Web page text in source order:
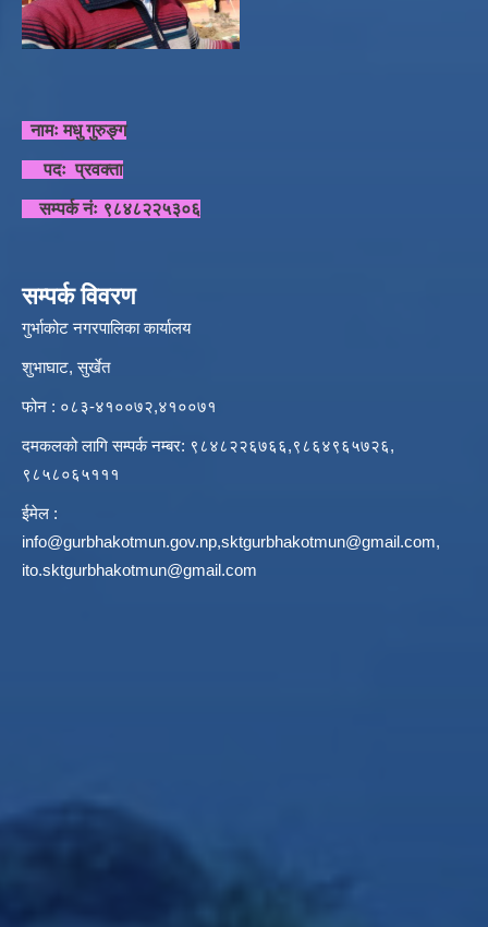
नामः मधु गुरुङ्ग
पदः प्रवक्ता
सम्पर्क नंः ९८४८२२५३०६
सम्पर्क विवरण
गुर्भाकोट नगरपालिका कार्यालय
शुभाघाट, सुर्खेत
फोन : ०८३-४१००७२,४१००७१
दमकलको लागि सम्पर्क नम्बर: ९८४८२२६७६६,९८६४९६५७२६,
९८५८०६५१११
ईमेल :
info@gurbhakotmun.gov.np,sktgurbhakotmun@gmail.com,
ito.sktgurbhakotmun@gmail.com